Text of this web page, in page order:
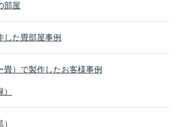
部屋
した畳部屋事例
畳）で製作したお客様事例